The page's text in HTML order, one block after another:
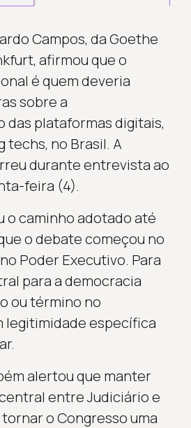
Campos, da Goethe
afirmou que o
é quem deveria
sobre a
das plataformas digitais,
techs, no Brasil. A
durante entrevista ao
feira (4).
o caminho adotado até
o debate começou no
Poder Executivo. Para
para a democracia
ou término no
legitimidade específica
alertou que manter
entre Judiciário e
o Congresso uma